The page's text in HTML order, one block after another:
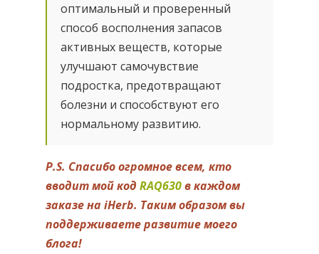
оптимальный и проверенный
способ восполнения запасов
активных веществ, которые
улучшают самочувствие
подростка, предотвращают
болезни и способствуют его
нормальному развитию.
P.S. Спасибо огромное всем, кто
вводит мой код RAQ630в каждом
заказе на iHerb. Таким образом вы
поддерживаете развитие моего
блога!